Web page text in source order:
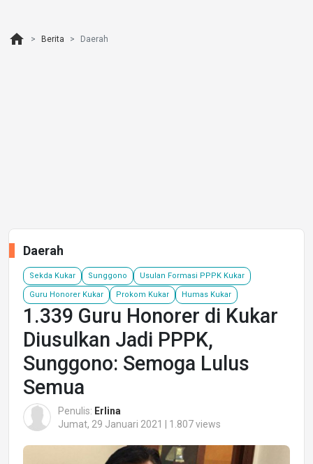
home Berita Daerah
Daerah
Sekda Kukar Sunggono Usulan Formasi PPPK Kukar
Guru Honorer Kukar Prokom Kukar Humas Kukar
1.339 Guru Honorer di Kukar
Diusulkan Jadi PPPK,
Sunggono: Semoga Lulus
Semua
Penulis: Erlina
Jumat, 29 Januari 2021 | 1.807 views